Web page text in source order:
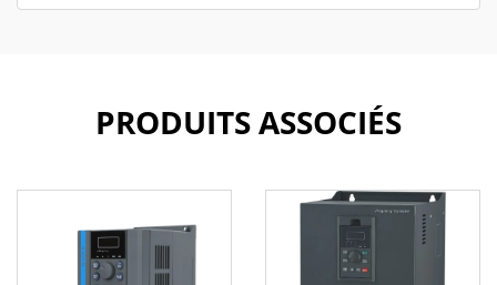
PRODUITS ASSOCIÉS